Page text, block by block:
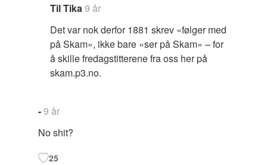
Til Tika9 år
Det var nok derfor 1881 skrev «følger med
på Skam», ikke bare «ser på Skam» – for
å skille fredagstitterene fra oss her på
skam.p3.no.
-9 år
No shit?
25